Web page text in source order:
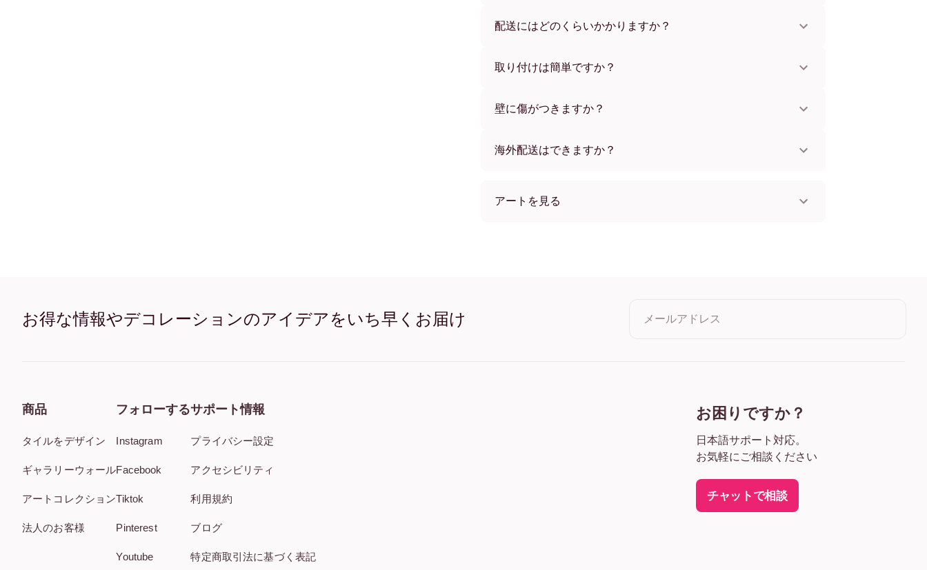
ーからお選びいただけます。
配送にはどのくらいかかりますか？
す。ご注文後、追跡番号をお知らせします。
取り付けは簡単ですか？
め、賃貸のお部屋でも安心してお使いいただけます。
壁に傷がつきますか？
海外配送はできますか？
アートを見る
お得な情報やデコレーションのアイデアをいち早くお届け メールアドレス
商品
タイルをデザイン
ギャラリーウォール
アートコレクション
法人のお客様
フォローする
Instagram
Facebook
Tiktok
Pinterest
Youtube
サポート情報
プライバシー設定
アクセシビリティ
利用規約
ブログ
特定商取引法に基づく表記
お困りですか？
日本語サポート対応。
お気軽にご相談ください
チャットで相談